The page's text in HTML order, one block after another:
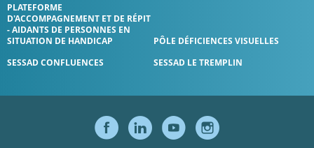
PLATEFORME
D'ACCOMPAGNEMENT ET DE RÉPIT
- AIDANTS DE PERSONNES EN
SITUATION DE HANDICAP
PÔLE DÉFICIENCES VISUELLES
SESSAD CONFLUENCES
SESSAD LE TREMPLIN
SUIVEZ-NOUS
SUIVEZ-
SUIVEZ-